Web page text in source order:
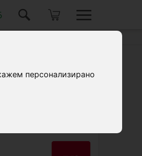
персонализирано